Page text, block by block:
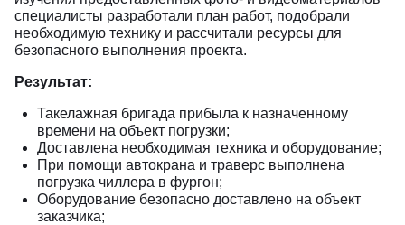
специалисты разработали план работ, подобрали
необходимую технику и рассчитали ресурсы для
безопасного выполнения проекта.
Результат:
Такелажная бригада прибыла к назначенному
времени на объект погрузки;
Доставлена необходимая техника и оборудование;
При помощи автокрана и траверс выполнена
погрузка чиллера в фургон;
Оборудование безопасно доставлено на объект
заказчика;